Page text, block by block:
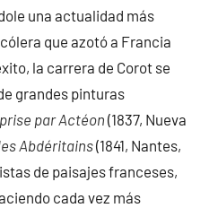
una actualidad más
que azotó a Francia
la carrera de Corot se
grandes pinturas
par Actéon (1837, Nueva
Abdéritains(1841, Nantes,
de paisajes franceses,
cada vez más